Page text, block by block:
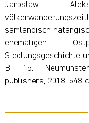
Jaroslaw
samländisch-
ehemaligen Ost
Siedlungsgeschichte
B. 15.
publishers, 2018. 548